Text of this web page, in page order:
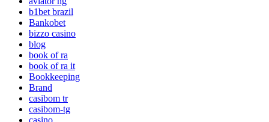
b1bet brazil
Bankobet
bizzo casino
blog
book of ra
book of ra it
Bookkeeping
Brand
casibom tr
casibom-tg
casino